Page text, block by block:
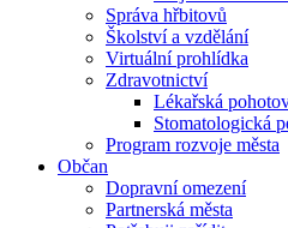
Správa hřbitovů
Školství a vzdělání
Virtuální prohlídka
Zdravotnictví
Lékařská
Stomatologická
Program rozvoje města
Občan
Dopravní omezení
Partnerská města